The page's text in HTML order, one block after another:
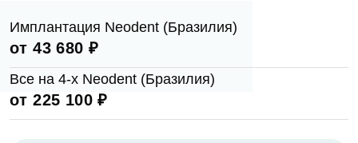
Имплантация Neodent (Бразилия)
от 43 680 ₽
Все на 4-х Neodent (Бразилия)
от 225 100 ₽
Записаться на приём
Согласен на
Отзыв